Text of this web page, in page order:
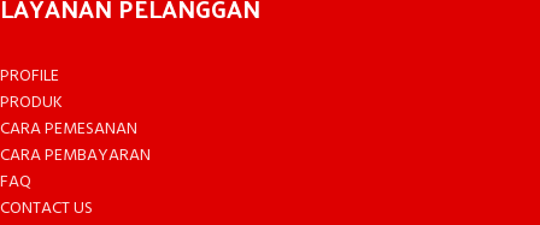
PROFILE
PRODUK
CARA PEMESANAN
CARA PEMBAYARAN
FAQ
CONTACT US